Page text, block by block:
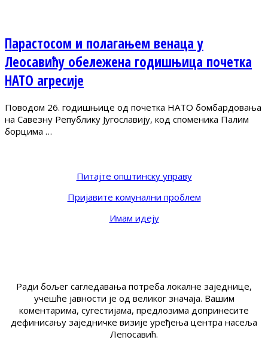
Парастосом и полагањем венаца у
Леосавићу обележена годишњица почетка
НАТО агресије
Поводом 26. годишњице од почетка НАТО бомбардовања
на Савезну Републику Југославију, код споменика Палим
борцима …
Питајте општинску управу
Пријавите комунални проблем
Имам идеју
Ради бољег сагледавања потреба локалне заједнице,
учешће јавности је од великог значаја. Вашим
коментарима, сугестијама, предлозима допринесите
дефинисању заједничке визије уређења центра насеља
Лепосавић.